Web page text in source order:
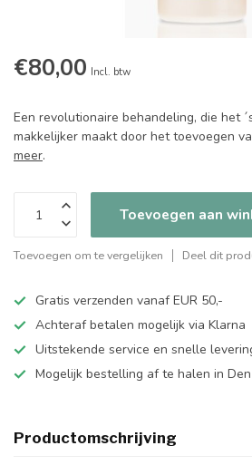
€80,00 Incl. btw
Een revolutionaire behandeling, die het
makkelijker maakt door het toevoegen
meer.
Toevoegen aan
Toevoegen om te vergelijken Deel dit
Gratis verzenden vanaf EUR 50,-
Achteraf betalen mogelijk via Klarna
Uitstekende service en snelle
Mogelijk bestelling af te halen in
Productomschrijving